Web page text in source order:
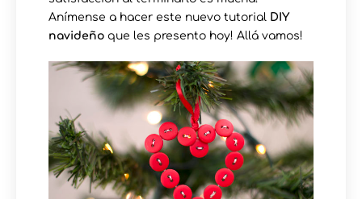
Anímense a hacer este nuevo tutorial DIY
navideño que les presento hoy! Allá vamos!